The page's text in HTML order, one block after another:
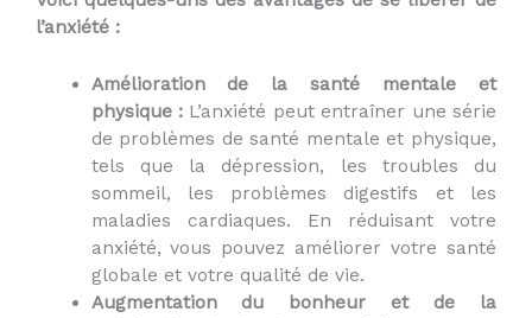
l’anxiété :
Amélioration de la santé mentale et
physique :L’anxiété peut entraîner une série
de problèmes de santé mentale et physique,
tels que la dépression, les troubles du
sommeil, les problèmes digestifs et les
maladies cardiaques. En réduisant votre
anxiété, vous pouvez améliorer votre santé
globale et votre qualité de vie.
Augmentation du bonheur et de la